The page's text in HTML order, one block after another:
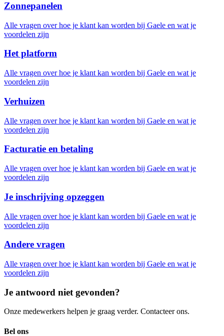
Zonnepanelen
Alle vragen over hoe je klant kan worden bij Gaele en wat je
voordelen zijn
Het platform
Alle vragen over hoe je klant kan worden bij Gaele en wat je
voordelen zijn
Verhuizen
Alle vragen over hoe je klant kan worden bij Gaele en wat je
voordelen zijn
Facturatie en betaling
Alle vragen over hoe je klant kan worden bij Gaele en wat je
voordelen zijn
Je inschrijving opzeggen
Alle vragen over hoe je klant kan worden bij Gaele en wat je
voordelen zijn
Andere vragen
Alle vragen over hoe je klant kan worden bij Gaele en wat je
voordelen zijn
Je antwoord niet gevonden?
Onze medewerkers helpen je graag verder. Contacteer ons.
Bel ons